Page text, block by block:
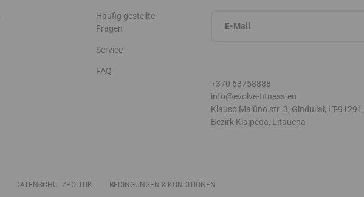
Häufig gestellte
Fragen
Service
FAQ
+370 63758888
info@evolve-fitness.eu
Klauso Malūno str. 3, Ginduliai, LT-91291,
Bezirk Klaipėda, Litauena
DATENSCHUTZPOLITIK BEDINGUNGEN & KONDITIONEN